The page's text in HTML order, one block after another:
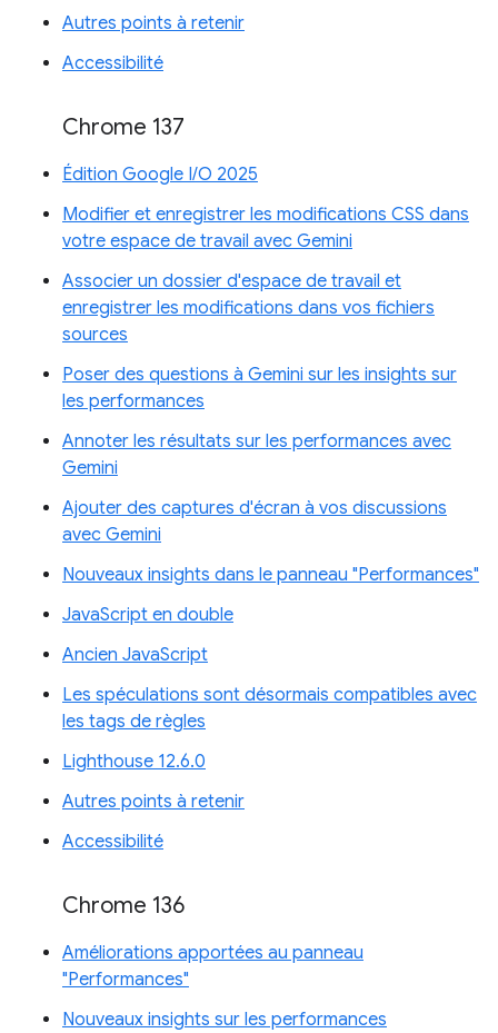
Autres points à retenir
Accessibilité
Chrome 137
Édition Google I/O 2025
Modifier et enregistrer les modifications CSS dans
votre espace de travail avec Gemini
Associer un dossier d'espace de travail et
enregistrer les modifications dans vos fichiers
sources
Poser des questions à Gemini sur les insights sur
les performances
Annoter les résultats sur les performances avec
Gemini
Ajouter des captures d'écran à vos discussions
avec Gemini
Nouveaux insights dans le panneau "Performances"
JavaScript en double
Ancien JavaScript
Les spéculations sont désormais compatibles avec
les tags de règles
Lighthouse 12.6.0
Autres points à retenir
Accessibilité
Chrome 136
Améliorations apportées au panneau
"Performances"
Nouveaux insights sur les performances